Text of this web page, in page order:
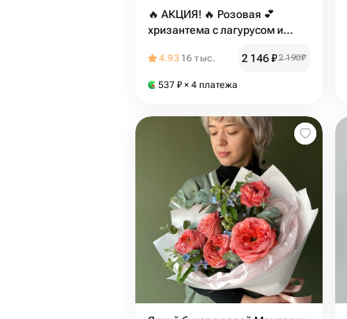
🔥 АКЦИЯ! 🔥 Розовая 💕
хризантема с лагурусом и
4.93 16 тыс. 2 146₽2 190₽
537 ₽ × 4 платежа